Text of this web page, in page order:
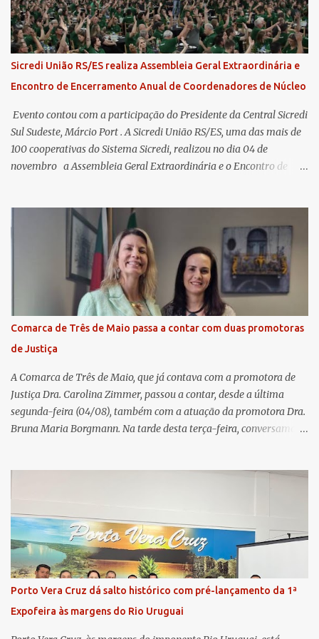
Sicredi União RS/ES realiza Assembleia Geral Extraordinária e
Encontro de Encerramento Anual de Coordenadores de Núcleo
​ Evento contou com a participação do Presidente da Central Sicredi
Sul Sudeste, Márcio Port . A Sicredi União RS/ES, uma das mais de
100 cooperativas do Sistema Sicredi, realizou no dia 04 de
novembro a Assembleia Geral Extraordinária e o Encontro de
futuro. O evento ocorreu presencialmente em Santa Rosa/RS com
transmissão simultânea para os coordenadores capixabas, que
estavam reunidos em Cachoeiro de Itapemirim / ES. Durante a
Assembleia Geral Extraordinária, foram debatidas e aprovadas
pautas estratégicas, como a atualização da Política de
Remuneração dos Administradores Estatutários e do regulamento
do Fundo Social, reforçando o compromisso da cooperativa com a
transparência e a governança. No Encontro de Coordenadores de
Núcleo, o presidente da Sicredi União RS/ES, Sidnei Strejevitch, fez
um balanço das principais real...
Comarca de Três de Maio passa a contar com duas promotoras
de Justiça
A Comarca de Três de Maio, que já contava com a promotora de
Justiça Dra. Carolina Zimmer, passou a contar, desde a última
segunda-feira (04/08), também com a atuação da promotora Dra.
Bruna Maria Borgmann. Na tarde desta terça-feira, conversamos
pelo Ministério Público e destacou a importância da instituição
para a comunidade, bem como a relevância da chegada da nova
colega, que contribuirá no andamento dos processos. A Dra. Bruna,
por sua vez, se apresentou à comunidade. Ela atuou por 12 anos na
Comarca de Horizontina e foi promovida para Três de Maio, onde
já esteve em outras ocasiões substituindo a Dra. Carolina durante
períodos de férias. A nova promotora ressaltou o volume de
processos da comarca e a importância do trabalho conjunto,
permitindo a divisão de atividades e maior agilidade no
atendimento às demandas. A Comarca de Três de Maio abrang...
Porto Vera Cruz dá salto histórico com pré-lançamento da 1ª
Expofeira às margens do Rio Uruguai